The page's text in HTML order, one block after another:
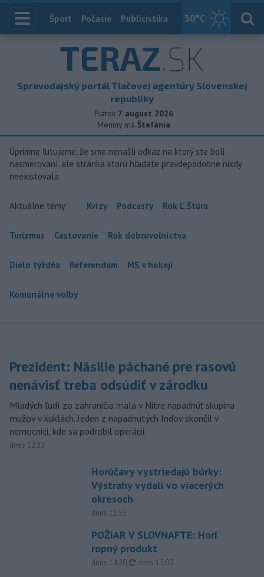
30°C
Index
Šport Počasie Publicistika Slovensko
TERAZ.SK
Spravodajský portál Tlačovej agentúry Slovenskej
republiky
Piatok 7. august 2026
Meniny má Štefánia
Úprimne ľutujeme, že sme nenašli odkaz na ktorý ste boli
nasmerovaní, ale stránka ktorú hľadáte pravdepodobne nikdy
neexistovala
Aktuálne témy: Kvízy Podcasty Rok Ľ.Štúra
Turizmus Cestovanie Rok dobrovoľníctva
Dielo týždňa Referendum MS v hokeji
Komunálne voľby
Prezident: Násilie páchané pre rasovú
nenávisť treba odsúdiť v zárodku
Mladých ľudí zo zahraničia mala v Nitre napadnúť skupina
mužov v kuklách. Jeden z napadnutých Indov skončil v
nemocnici, kde sa podrobil operácii.
dnes 12:33
Horúčavy vystriedajú búrky:
Výstrahy vydali vo viacerých
okresoch
dnes 11:55
POŽIAR V SLOVNAFTE: Horí
ropný produkt
dnes 14:20, aktualizované
dnes 15:00